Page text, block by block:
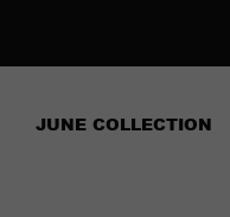
JUNE COLLECTION